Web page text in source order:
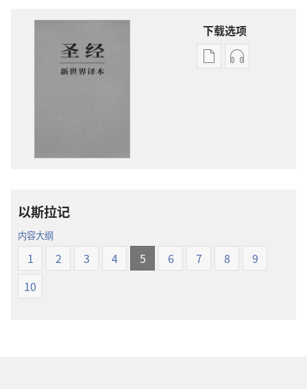
下载选项
电
新
录
译
以斯拉记
内容大纲
1 2 3 4 5 6 7 8
9
10